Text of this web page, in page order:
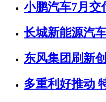
小鹏汽车7月交
长城新能源汽
东风集团刷新
多重利好推动